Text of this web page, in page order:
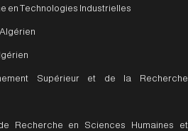
en Technologies Industrielles
Supérieur et de la Recherche
Recherche en Sciences Humaines et